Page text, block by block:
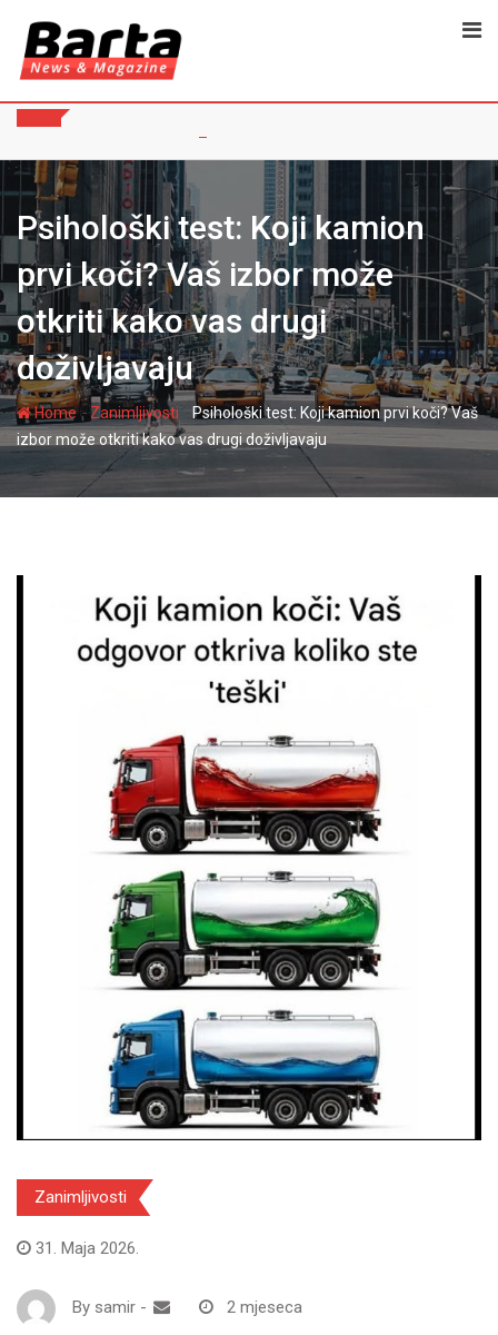
content
Psihološki test: Koji kamion
prvi koči? Vaš izbor može
otkriti kako vas drugi
doživljavaju
Home-Zanimljivosti
Psihološki test: Koji kamion prvi koči? Vaš
izbor može otkriti kako vas drugi doživljavaju
Zanimljivosti
31. Maja 2026.
By samir - 2 mjeseca